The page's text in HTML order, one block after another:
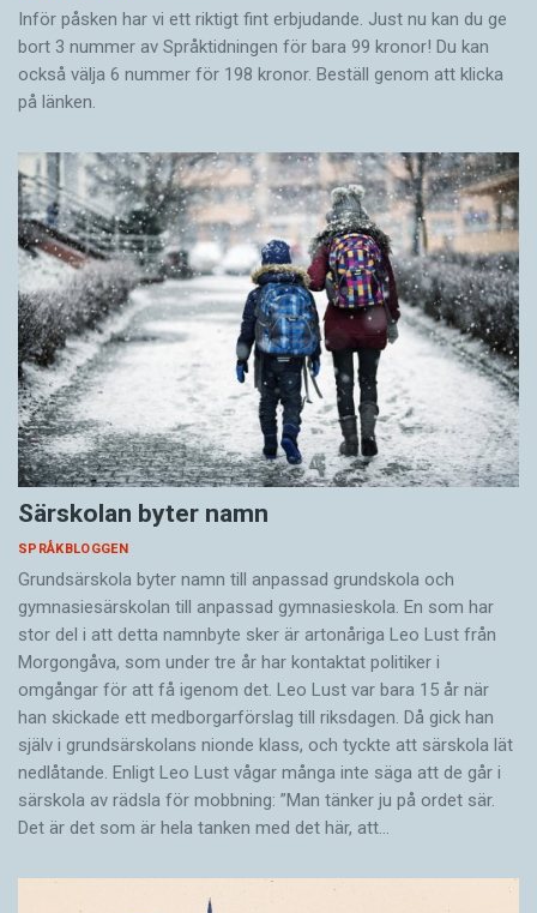
Inför påsken har vi ett riktigt fint erbjudande. Just nu kan du ge
bort 3 nummer av Språktidningen för bara 99 kronor! Du kan
också välja 6 nummer för 198 kronor. Beställ genom att klicka
på länken.
Särskolan byter namn
SPRÅKBLOGGEN
Grundsärskola byter namn till anpassad grundskola och
gymnasiesärskolan till anpassad gymnasieskola. En som har
stor del i att detta namnbyte sker är artonåriga Leo Lust från
Morgongåva, som under tre år har kontaktat politiker i
omgångar för att få igenom det. Leo Lust var bara 15 år när
han skickade ett medborgarförslag till riksdagen. Då gick han
själv i grundsärskolans nionde klass, och tyckte att särskola lät
nedlåtande. Enligt Leo Lust vågar många inte säga att de går i
särskola av rädsla för mobbning: ”Man tänker ju på ordet sär.
Det är det som är hela tanken med det här, att…